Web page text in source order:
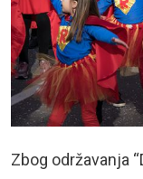
Zbog održavanja